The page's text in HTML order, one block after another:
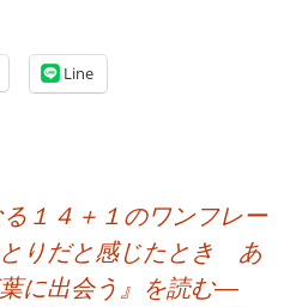
Line
１４＋１のワンフレー
りだと感じたとき あ
に出会う』を読む―